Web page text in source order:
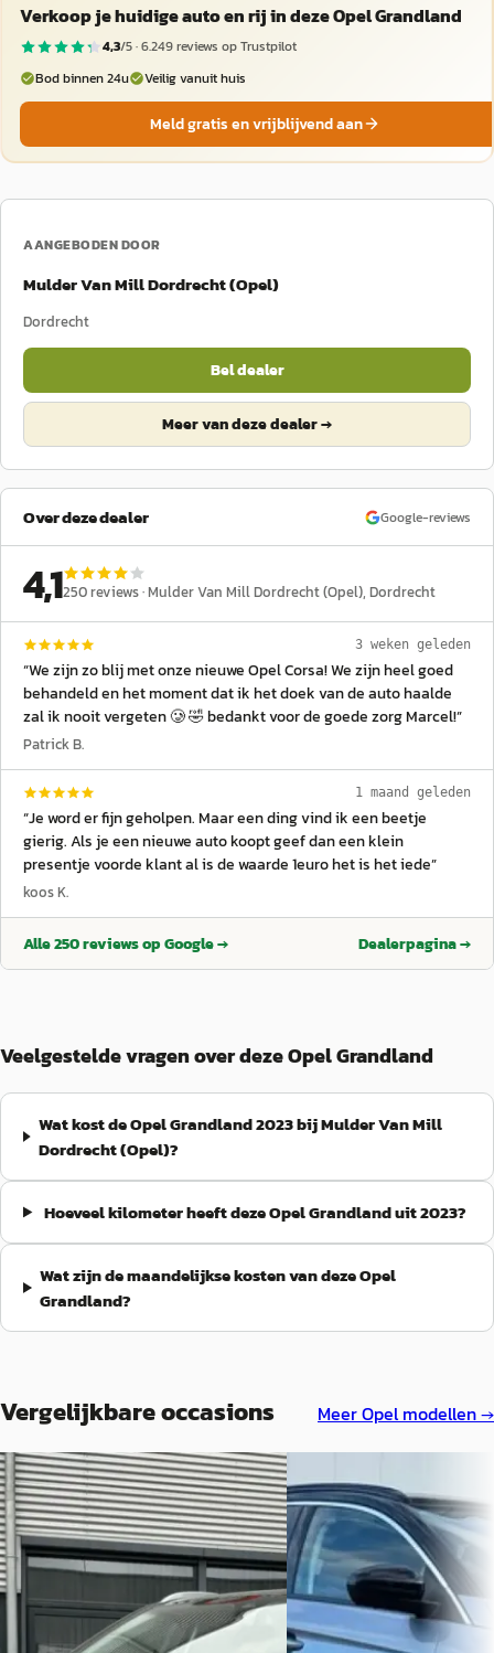
Verkoop je huidige auto en rij in deze Opel Grandland
4,3/5 ·6.249reviews op Trustpilot
Bod binnen 24u
Veilig vanuit huis
Meld gratis en vrijblijvend aan
AANGEBODEN DOOR
Mulder Van Mill Dordrecht (Opel)
Dordrecht
Bel dealer
Meer van deze dealer →
Over deze dealer Google-reviews
4,1250reviews ·Mulder Van Mill Dordrecht (Opel), Dordrecht
3 weken geleden
“We zijn zo blij met onze nieuwe Opel Corsa! We zijn heel goed
behandeld en het moment dat ik het doek van de auto haalde
zal ik nooit vergeten 🥲 🤣 bedankt voor de goede zorg Marcel!”
Patrick B.
1 maand geleden
“Je word er fijn geholpen. Maar een ding vind ik een beetje
gierig. Als je een nieuwe auto koopt geef dan een klein
presentje voorde klant al is de waarde 1euro het is het iede”
koos K.
Alle250reviews op Google → Dealerpagina →
Veelgestelde vragen over deze Opel Grandland
Wat kost de Opel Grandland 2023 bij Mulder Van Mill
Dordrecht (Opel)?
Hoeveel kilometer heeft deze Opel Grandland uit 2023?
Wat zijn de maandelijkse kosten van deze Opel
Grandland?
Vergelijkbare occasions MeerOpelmodellen →
B
Opel Grandland·2020
1.2 Turbo Business Executive
Automaat NL-Auto / Apple/Android
Carplay / All-season banden /
Keyless / Comfort stoelen / Camera
/ Led koplamen / Parkeersensoren
Opel Grandland·
1.6 Turbo Plug-In Hybrid
Elegance
€ 24.950